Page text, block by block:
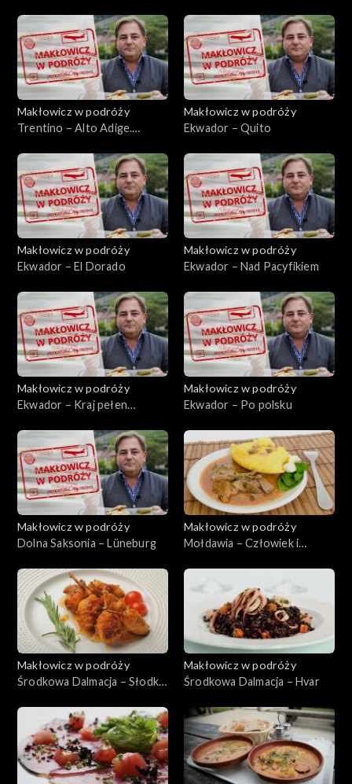
Makłowicz w podróży
Trentino – Alto Adige.
Makłowicz w podróży
Ekwador – Quito
Makłowicz w podróży
Ekwador – El Dorado
Makłowicz w podróży
Ekwador – Nad Pacyfikiem
Makłowicz w podróży
Ekwador – Kraj pełen
Makłowicz w podróży
Ekwador – Po polsku
Makłowicz w podróży
Dolna Saksonia – Lüneburg
Makłowicz w podróży
Mołdawia – Człowiek i
Makłowicz w podróży
Środkowa Dalmacja – Słodka
Makłowicz w podróży
Środkowa Dalmacja – Hvar